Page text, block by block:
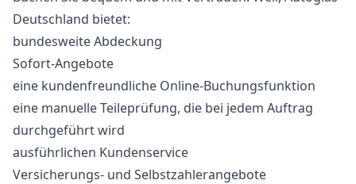
Deutschland bietet:
bundesweite Abdeckung
Sofort-Angebote
eine kundenfreundliche Online-Buchungsfunktion
eine manuelle Teileprüfung, die bei jedem Auftrag
durchgeführt wird
ausführlichen Kundenservice
Versicherungs- und Selbstzahlerangebote